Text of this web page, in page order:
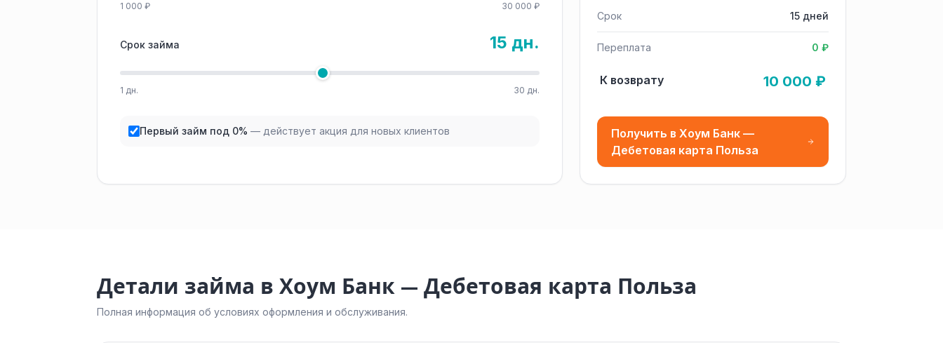
1 000 ₽ 30 000 ₽
Срок займа 15 дн.
1 дн. 30 дн.
Первый займ под 0% — действует акция для новых клиентов
Срок
15 дней
Переплата 0 ₽
К возврату 10 000 ₽
Получить в Хоум Банк —
Дебетовая карта Польза
Детали займа в Хоум Банк — Дебетовая карта Польза
Полная информация об условиях оформления и обслуживания.